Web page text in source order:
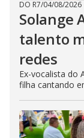
DO R7/04/08/2026
Solange
talento
redes
Ex-vocalista do
filha cantando